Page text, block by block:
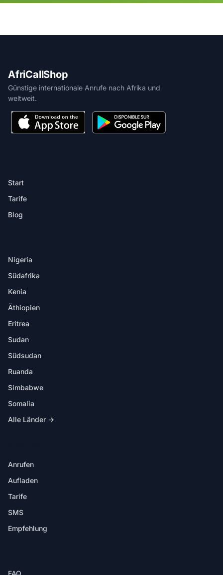
AfriCallShop
Günstige internationale Anrufe nach Afrika und
weltweit.
Start
Tarife
Blog
Nigeria
Südafrika
Kenia
Äthiopien
Eritrea
Sudan
Südsudan
Ruanda
Simbabwe
Somalia
Alle Länder →
Anrufen
Aufladen
Tarife
SMS
Empfehlung
FAQ